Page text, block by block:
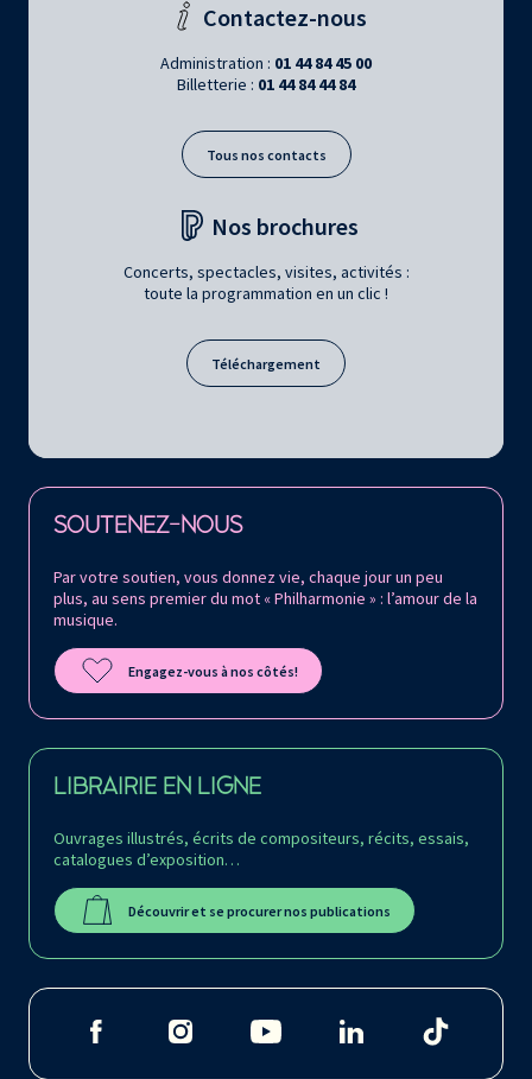
Contactez-nous
Administration : 01 44 84 45 00
Billetterie : 01 44 84 44 84
Tous nos contacts
Nos brochures
Concerts, spectacles, visites, activités :
toute la programmation en un clic !
Téléchargement
SOUTENEZ-NOUS
Par votre soutien, vous donnez vie, chaque jour un peu
plus, au sens premier du mot « Philharmonie » : l’amour de la
musique.
Engagez-vous à nos côtés!
LIBRAIRIE EN LIGNE
Ouvrages illustrés, écrits de compositeurs, récits, essais,
catalogues d’exposition…
Découvrir et se procurer nos publications
Retrouvez la Philharmonie de Paris sur